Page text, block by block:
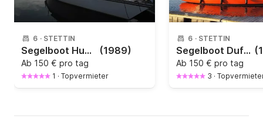
6 · STETTIN
Segelboot Hunter Hunter 28.5 9m (1989)
Ab 150 € pro tag
1 · Topvermieter
6 · STETTIN
Segelboot Dufour 31 9.4m
Ab 150 € pro tag
3 ·